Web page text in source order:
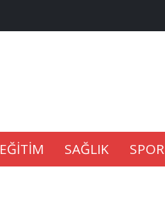
EĞİTİM SAĞLIK SPOR